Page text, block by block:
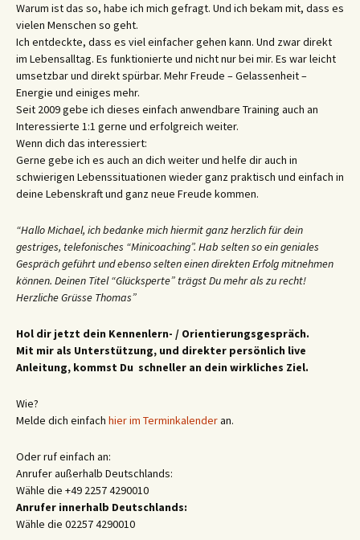
Warum ist das so, habe ich mich gefragt. Und ich bekam mit, dass es
vielen Menschen so geht.
Ich entdeckte, dass es viel einfacher gehen kann. Und zwar direkt
im Lebensalltag. Es funktionierte und nicht nur bei mir. Es war leicht
umsetzbar und direkt spürbar. Mehr Freude – Gelassenheit –
Energie und einiges mehr.
Seit 2009 gebe ich dieses einfach anwendbare Training auch an
Interessierte 1:1 gerne und erfolgreich weiter.
Wenn dich das interessiert:
Gerne gebe ich es auch an dich weiter und helfe dir auch in
schwierigen Lebenssituationen wieder ganz praktisch und einfach in
deine Lebenskraft und ganz neue Freude kommen.
“Hallo Michael, ich bedanke mich hiermit ganz herzlich für dein
gestriges, telefonisches “Minicoaching”. Hab selten so ein geniales
Gespräch geführt und ebenso selten einen direkten Erfolg mitnehmen
können. Deinen Titel “Glücksperte” trägst Du mehr als zu recht!
Herzliche Grüsse Thomas”
Hol dir jetzt dein Kennenlern- / Orientierungsgespräch.
Mit mir als Unterstützung, und direkter persönlich live
Anleitung, kommst Du schneller an dein wirkliches Ziel.
Wie?
Melde dich einfach hier im Terminkalenderan.
Oder ruf einfach an:
Anrufer außerhalb Deutschlands:
Wähle die +49 2257 4290010
Anrufer innerhalb Deutschlands:
Wähle die 02257 4290010